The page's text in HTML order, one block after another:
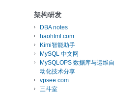
架构研发
DBA notes
haohtml.com
Kimi智能助手
MySQL 中文网
MySQLOPS 数据库与运维自
动化技术分享
vpsee.com
三斗室